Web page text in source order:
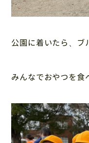
公園に着いたら、ブ
みんなでおやつを食